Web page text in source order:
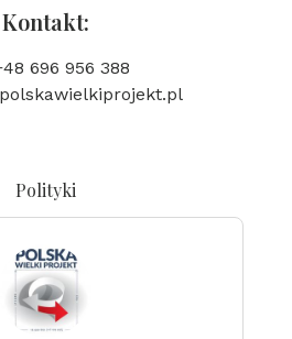
Kontakt:
696 956 388
Polityki